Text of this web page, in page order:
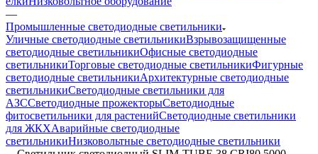
—
Промышленные светодиодные светильники
Уличные светодиодные светильникиВзрывозащищенные
светодиодные светильникиОфисные светодиодные
светильникиТорговые светодиодные светильникиФигурные
светодиодные светильникиАрхитектурные светодиодные
светильникиСветодиодные светильники для
АЗССветодиодные прожекторыСветодиодные
фитосветильники для растенийСветодиодные светильники
для ЖКХАварийные светодиодные
светильникиНизковольтные светодиодные светильники